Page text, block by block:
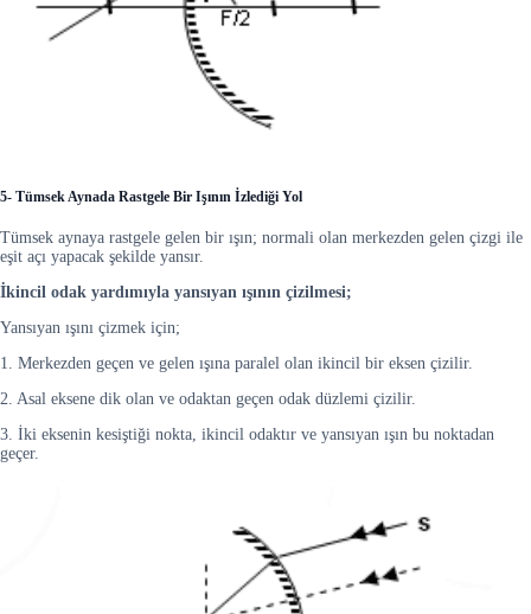
5- Tümsek Aynada Rastgele Bir Işının İzlediği Yol
Tümsek aynaya rastgele gelen bir ışın; normali olan merkezden gelen çizgi ile
eşit açı yapacak şekilde yansır.
İkincil odak yardımıyla yansıyan ışının çizilmesi;
Yansıyan ışını çizmek için;
1. Merkezden geçen ve gelen ışına paralel olan ikincil bir eksen çizilir.
2. Asal eksene dik olan ve odaktan geçen odak düzlemi çizilir.
3. İki eksenin kesiştiği nokta, ikincil odaktır ve yansıyan ışın bu noktadan
geçer.